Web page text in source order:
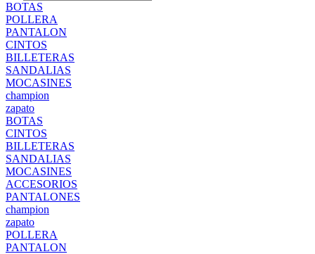
BOTAS
POLLERA
PANTALON
CINTOS
BILLETERAS
SANDALIAS
MOCASINES
champion
zapato
BOTAS
CINTOS
BILLETERAS
SANDALIAS
MOCASINES
ACCESORIOS
PANTALONES
champion
zapato
POLLERA
PANTALON